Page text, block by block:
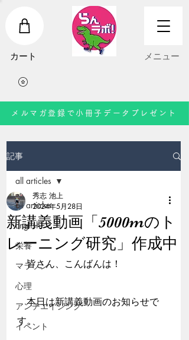
​カート ​メニュー
メルマガ登録で小冊子データプレゼント
記事
all articles
English
栄養
マラソン
心理
アンチエイジング
イベント
all articles
新講義動画「5000mのト
レーニング研究」作成中
秀志 池上
2024年5月28日
皆さん、こんばんは！
本日は新講義動画のお知らせで
す。